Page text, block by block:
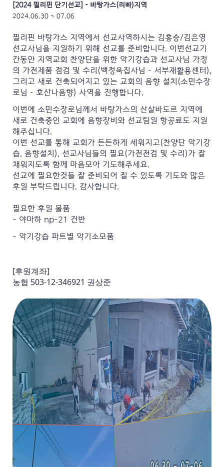
[2024 필리핀 단기선교] – 바탕가스(리빠)지역
2024.06.30 ~ 07.06
필리핀 바탕가스 지역에서 선교사역하시는 김홍승/김은영
선교사님을 지원하기 위해 선교를 준비합니다. 이번선교기
간동안 지역교회 찬양단을 위한 악기강습과 선교사님 가정
의 가전제품 점검 및 수리(백정욱집사님 – 서부재활용센터),
그리고 새로 건축되어지고 있는 교회의 음향 설치(소민수장
로님 – 호산나음향) 사역을 진행합니다.
이번에 소민수장로님께서 바탕가스의 산살바도르 지역에
새로 건축중인 교회에 음향장비와 선교팀원 항공료도 지원
해주십니다.
이번 선교를 통해 교회가 든든하게 세워지고(찬양단 악기강
습, 음향설치), 선교사님들의 필요(가전전검 및 수리)가 잘
채워지도록 함께 마음모아 기도해주세요.
선교에 필요한것들 잘 준비되어 질 수 있도록 기도와 많은
후원 부탁드립니다. 감사합니다.
필요한 후원 물품
- 야마하 np-21 건반
- 악기강습 파트별 악기소모품
[후원계좌]
농협 503-12-346921 권상준